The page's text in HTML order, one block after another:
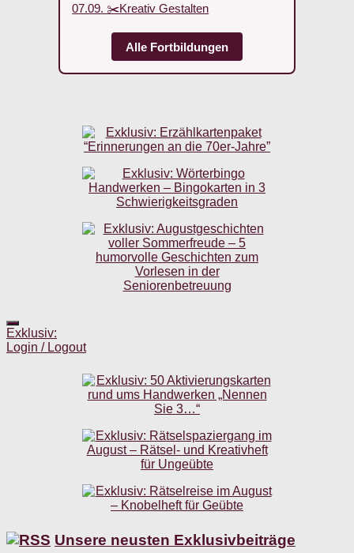
07.09. ✂️Kreativ Gestalten
Alle Fortbildungen
Exklusiv:
Login / Logout
Unsere neusten Exklusivbeiträge